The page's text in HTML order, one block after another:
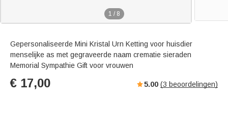
1 / 8
Gepersonaliseerde Mini Kristal Urn Ketting voor huisdier
menselijke as met gegraveerde naam crematie sieraden
Memorial Sympathie Gift voor vrouwen
€ 17,00 5.00 (3 beoordelingen)